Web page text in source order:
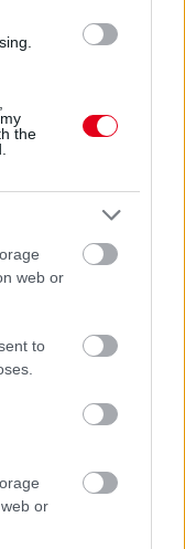
the
web or
to
or